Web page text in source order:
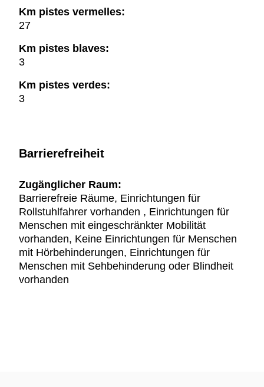
Km pistes vermelles:
27
Km pistes blaves:
3
Km pistes verdes:
3
Barrierefreiheit
Zugänglicher Raum:
Barrierefreie Räume, Einrichtungen für
Rollstuhlfahrer vorhanden , Einrichtungen für
Menschen mit eingeschränkter Mobilität
vorhanden, Keine Einrichtungen für Menschen
mit Hörbehinderungen, Einrichtungen für
Menschen mit Sehbehinderung oder Blindheit
vorhanden